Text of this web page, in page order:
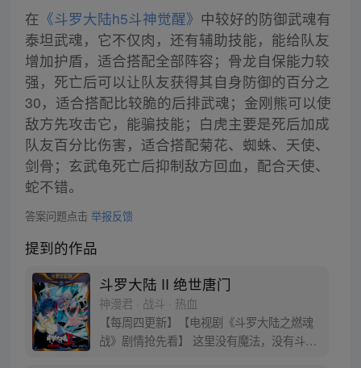
在 《斗罗大陆h5斗神觉醒》 中较好的防御武魂有
泰坦武魂，它不仅肉，还有辅助技能，能给队友
增加护盾，适合搭配全部阵容；骨龙自保能力较
强，死亡后可以让队友获得其自身防御的百分之
30，适合搭配比较脆的后排武魂；金刚熊可以使
敌方先攻击它，能骗技能；白虎主要是死后加成
队友百分比伤害，适合搭配菊花、蜘蛛、天使、
剑骨；玄武龟死亡后抑制敌方回血，配合天使、
蛇不错。
答案问题点击 举报反馈
提到的作品
斗罗大陆 II 绝世唐门
神漫君 · 战斗 · 热血
【每周四更新】【电视剧《斗罗大陆之燃魂
战》剧情抢先看】 这里没有魔法，没有斗